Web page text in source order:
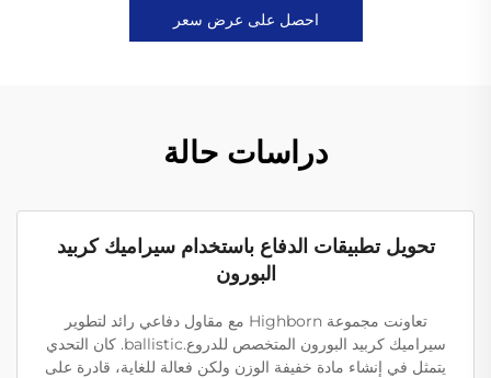
احصل على عرض سعر
دراسات حالة
تحويل تطبيقات الدفاع باستخدام سيراميك كربيد
البورون
تعاونت مجموعة Highborn مع مقاول دفاعي رائد لتطوير
سيراميك كربيد البورون المتخصص للدروع.ballistic. كان التحدي
يتمثل في إنشاء مادة خفيفة الوزن ولكن فعالة للغاية، قادرة على